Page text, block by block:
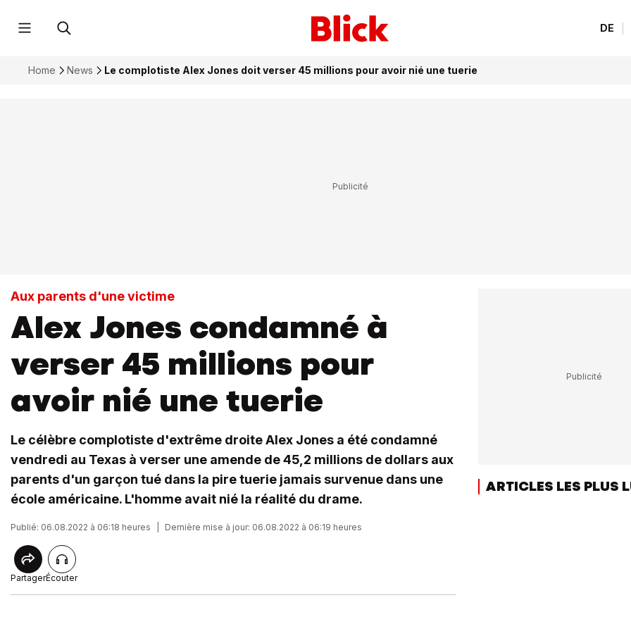
DE
Home News Le complotiste Alex Jones doit verser 45 millions pour avoir nié une tuerie
Aux parents d'une victime
Alex Jones condamné à
verser 45 millions pour
avoir nié une tuerie
Le célèbre complotiste d'extrême droite Alex Jones a été condamné
vendredi au Texas à verser une amende de 45,2 millions de dollars aux
parents d'un garçon tué dans la pire tuerie jamais survenue dans une
école américaine. L'homme avait nié la réalité du drame.
Publié: 06.08.2022 à 06:18 heures Dernière mise à jour: 06.08.2022 à 06:19 heures
PartagerÉcouter
ARTICLES LES PLUS